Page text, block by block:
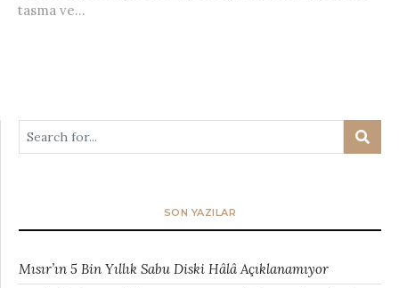
tasma ve...
SON YAZILAR
Mısır’ın 5 Bin Yıllık Sabu Diski Hâlâ Açıklanamıyor